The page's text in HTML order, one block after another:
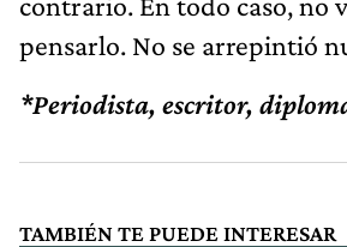
pensarlo. No se arrepintió
*Periodista, escritor,
TAMBIÉN TE PUEDE INTERESAR